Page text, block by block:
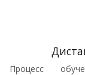
Процесс